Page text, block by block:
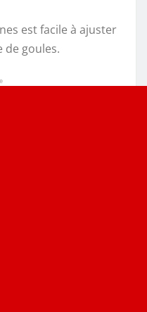
est facile à ajuster
de goules.